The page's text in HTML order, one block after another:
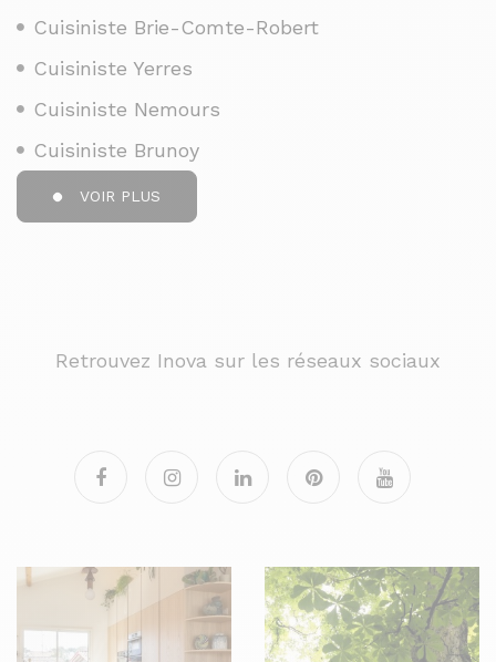
Cuisiniste Brie-Comte-Robert
Cuisiniste Yerres
Cuisiniste Nemours
Cuisiniste Brunoy
VOIR PLUS
Retrouvez Inova sur les réseaux sociaux